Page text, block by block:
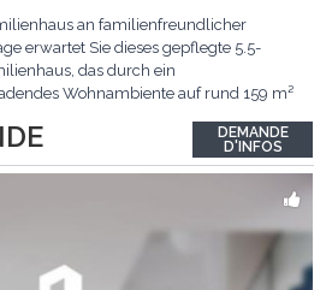
an familienfreundlicher
erwartet Sie dieses gepflegte 5.5-
das durch ein
Wohnambiente auf rund 159 m²
Zustand und vereint
perfekt mit nachhaltiger
DEMANDE
D'INFOS